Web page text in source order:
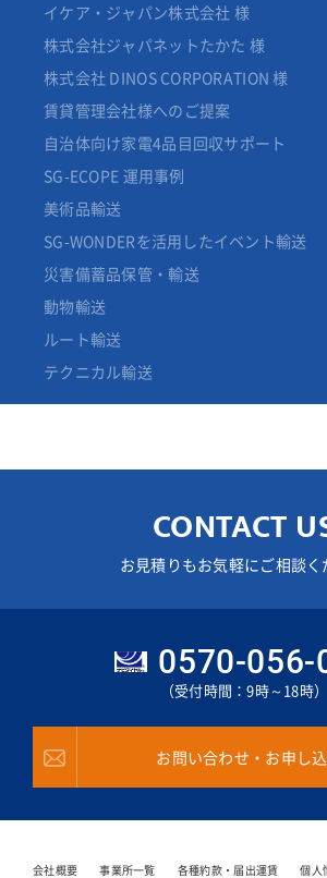
イケア・ジャパン株式会社 様
株式会社ジャパネットたかた 様
株式会社 DINOS CORPORATION 様
賃貸管理会社様へのご提案
自治体向け家電4品目回収サポート
SG-ECOPE 運用事例
美術品輸送
SG-WONDERを活用したイベント輸送
災害備蓄品保管・輸送
動物輸送
ルート輸送
テクニカル輸送
CONTACT
お見積りもお気軽にご相談く
0570-056-
（受付時間：9時～18時）
お問い合わせ・お申し
会社概要 事業所一覧 各種約款・届出運賃 個人